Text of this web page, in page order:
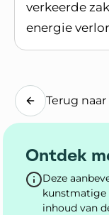
verkeerde
energie
Lees
Terug
Ontdek
Deze
kunstmatige
inhoud van